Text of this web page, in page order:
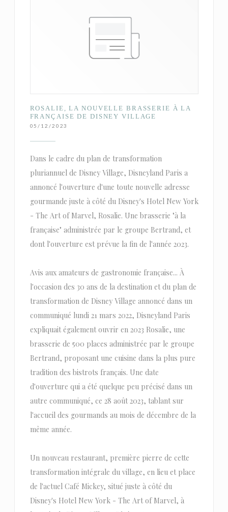
ROSALIE, LA NOUVELLE BRASSERIE À LA
FRANÇAISE DE DISNEY VILLAGE
05/12/2023
Dans le cadre du plan de transformation
pluriannuel de Disney Village, Disneyland Paris a
annoncé l'ouverture d'une toute nouvelle adresse
gourmande juste à côté du Disney's Hotel New York
- The Art of Marvel, Rosalie. Une brasserie "à la
française" administrée par le groupe Bertrand, et
dont l'ouverture est prévue la fin de l'année 2023.
Avis aux amateurs de gastronomie française... À
l'occasion des 30 ans de la destination et du plan de
transformation de Disney Village annoncé dans un
communiqué lundi 21 mars 2022, Disneyland Paris
expliquait également ouvrir en 2023 Rosalie, une
brasserie de 500 places administrée par le groupe
Bertrand, proposant une cuisine dans la plus pure
tradition des bistrots français. Une date
d'ouverture qui a été quelque peu précisé dans un
autre communiqué, ce 28 août 2023, tablant sur
l'accueil des gourmands au mois de décembre de la
même année.
Un nouveau restaurant, première pierre de cette
transformation intégrale du village, en lieu et place
de l'actuel Café Mickey, situé juste à côté du
Disney's Hotel New York - The Art of Marvel, à